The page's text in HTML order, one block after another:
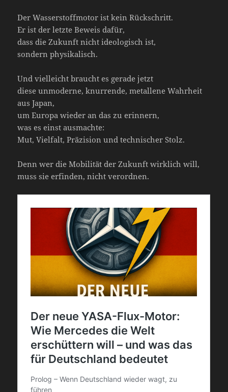
Der Wasserstoffmotor ist kein Rückschritt.
Er ist der letzte Beweis dafür,
dass die Zukunft nicht ideologisch ist,
sondern physikalisch.
Und vielleicht braucht es gerade jetzt
diese unmoderne, knurrende, metallene Wahrheit
aus Japan,
um Europa wieder an das zu erinnern,
was es einst ausmachte:
Mut, Vielfalt, Präzision und technischer Stolz.
Denn wer die Mobilität der Zukunft wirklich will,
muss sie erfinden, nicht verordnen.